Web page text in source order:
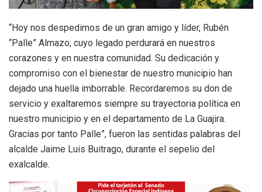
“Hoy nos despedimos de un gran amigo y líder, Rubén
“Palle” Almazo; cuyo legado perdurará en nuestros
corazones y en nuestra comunidad. Su dedicación y
compromiso con el bienestar de nuestro municipio han
dejado una huella imborrable. Recordaremos su don de
servicio y exaltaremos siempre su trayectoria política en
nuestro municipio y en el departamento de La Guajira.
Gracias por tanto Palle”, fueron las sentidas palabras del
alcalde Jaime Luis Buitrago, durante el sepelio del
exalcalde.